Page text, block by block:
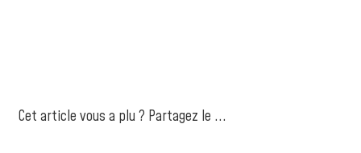
Cet article vous a plu ? Partagez le ...